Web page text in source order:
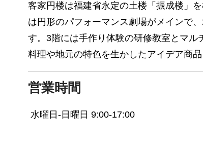
客家円楼は福建省永定の土楼「振成楼」
は円形のパフォーマンス劇場がメインで
す。3階には手作り体験の研修教室とマ
料理や地元の特色を生かしたアイデア商
営業時間
水曜日-日曜日 9:00-17:00